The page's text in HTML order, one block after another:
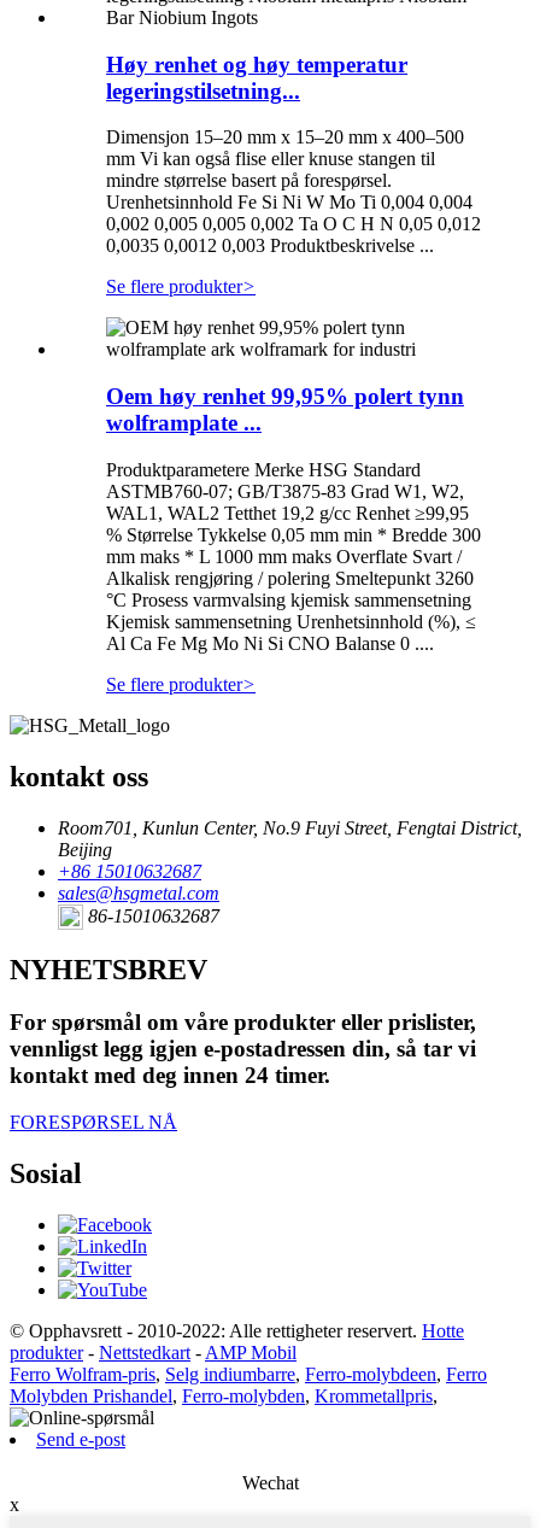
Høy renhet og høy temperatur
legeringstilsetning...
Dimensjon 15–20 mm x 15–20 mm x 400–500
mm Vi kan også flise eller knuse stangen til
mindre størrelse basert på forespørsel.
Urenhetsinnhold Fe Si Ni W Mo Ti 0,004 0,004
0,002 0,005 0,005 0,002 Ta O C H N 0,05 0,012
0,0035 0,0012 0,003 Produktbeskrivelse ...
Se flere produkter>
Oem høy renhet 99,95% polert tynn
wolframplate ...
Produktparametere Merke HSG Standard
ASTMB760-07; GB/T3875-83 Grad W1, W2,
WAL1, WAL2 Tetthet 19,2 g/cc Renhet ≥99,95
% Størrelse Tykkelse 0,05 mm min * Bredde 300
mm maks * L 1000 mm maks Overflate Svart /
Alkalisk rengjøring / polering Smeltepunkt 3260
°C Prosess varmvalsing kjemisk sammensetning
Kjemisk sammensetning Urenhetsinnhold (%), ≤
Al Ca Fe Mg Mo Ni Si CNO Balanse 0 ....
Se flere produkter>
kontakt oss
Room701, Kunlun Center, No.9 Fuyi Street, Fengtai District,
Beijing
+86 15010632687
sales@hsgmetal.com
86-15010632687
NYHETSBREV
For spørsmål om våre produkter eller prislister,
vennligst legg igjen e-postadressen din, så tar vi
kontakt med deg innen 24 timer.
FORESPØRSEL NÅ
Sosial
© Opphavsrett - 2010-2022: Alle rettigheter reservert. Hotte
produkter- Nettstedkart - AMP Mobil
Ferro Wolfram-pris, Selg indiumbarre, Ferro-molybdeen, Ferro
Molybden Prishandel, Ferro-molybden, Krommetallpris,
Send e-post
Wechat
x